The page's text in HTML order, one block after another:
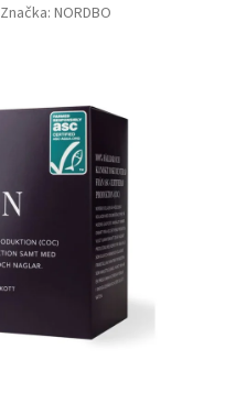
Značka: NORDBO